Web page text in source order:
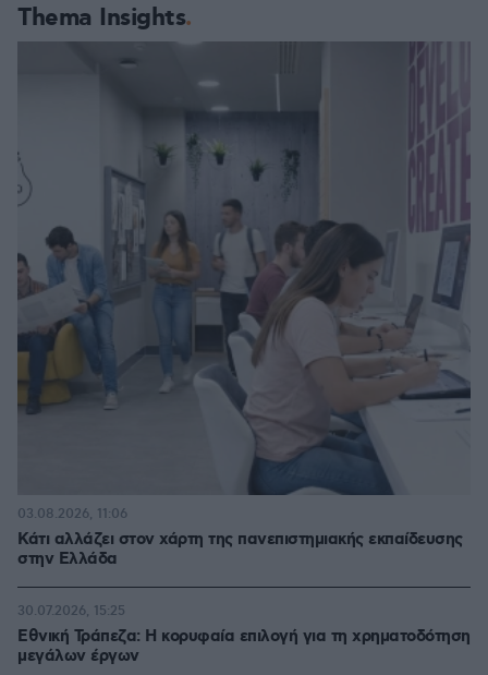
Thema Insights
Κάτι αλλάζει στον χάρτη της πανεπιστημιακής εκπαίδευσης
στην Ελλάδα
03.08.2026, 11:06
Εθνική Τράπεζα: Η κορυφαία επιλογή για τη χρηματοδότηση
μεγάλων έργων
30.07.2026, 15:25